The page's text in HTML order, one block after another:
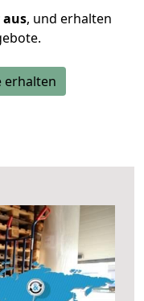
, und erhalten
erhalten